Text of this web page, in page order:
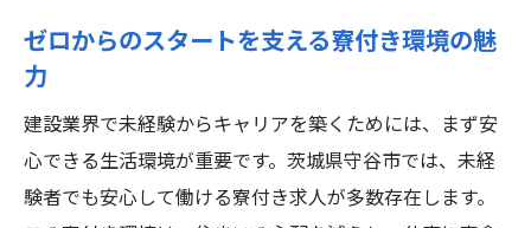
ゼロからのスタートを支える寮付き環境の魅
力
建設業界で未経験からキャリアを築くためには、まず安
心できる生活環境が重要です。茨城県守谷市では、未経
験者でも安心して働ける寮付き求人が多数存在します。